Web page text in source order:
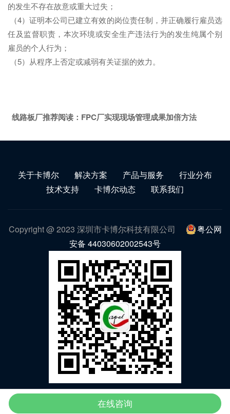
的发生不存在故意或重大过失；
（4）证明本公司已建立有效的岗位责任制，并正确履行雇员选
任及监督职责，本次环境或安全生产违法行为的发生纯属个别
雇员的个人行为；
（5）从程序上否定或减弱有关证据的效力。
线路板厂推荐阅读： FPC厂实现现场管理成果加倍方法
关于卡博尔 解决方案 产品与服务
行业分布
技术支持
卡博尔动态 联系我们
Copyright @ 2023 深圳市卡博尔科技有限公司
粤公网
安备 44030602002543号
微信公众号
在线咨询